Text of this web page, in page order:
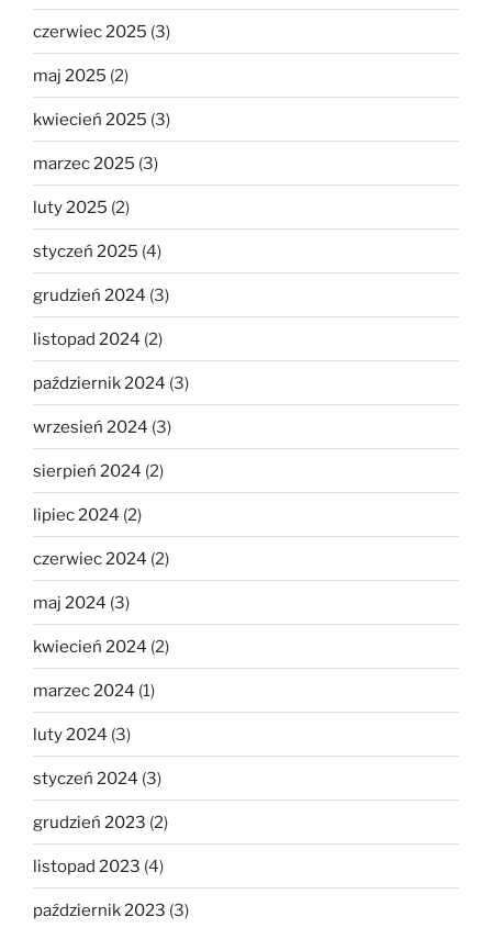
czerwiec 2025 (3)
maj 2025 (2)
kwiecień 2025 (3)
marzec 2025 (3)
luty 2025 (2)
styczeń 2025 (4)
grudzień 2024 (3)
listopad 2024 (2)
październik 2024 (3)
wrzesień 2024 (3)
sierpień 2024 (2)
lipiec 2024 (2)
czerwiec 2024 (2)
maj 2024 (3)
kwiecień 2024 (2)
marzec 2024 (1)
luty 2024 (3)
styczeń 2024 (3)
grudzień 2023 (2)
listopad 2023 (4)
październik 2023 (3)